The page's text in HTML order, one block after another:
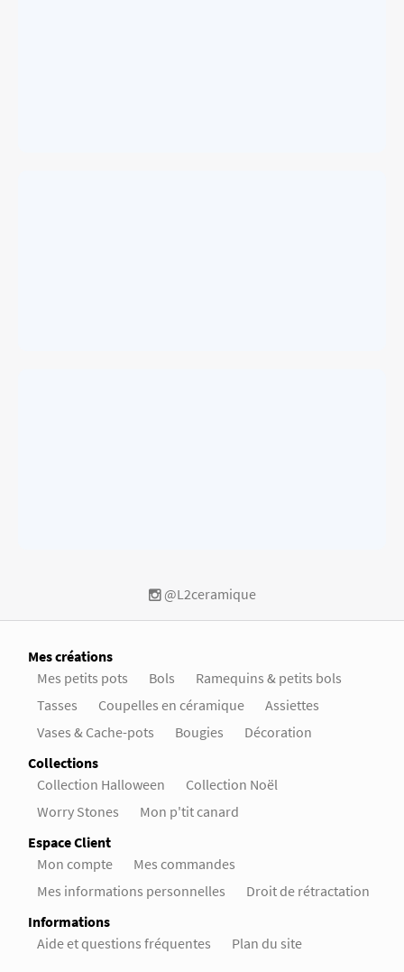
@L2ceramique
Mes créations
Mes petits pots
Bols
Ramequins & petits bols
Tasses
Coupelles en céramique
Assiettes
Vases & Cache-pots
Bougies
Décoration
Collections
Collection Halloween
Collection Noël
Worry Stones
Mon p'tit canard
Espace Client
Mon compte
Mes commandes
Mes informations personnelles
Droit de rétractation
Informations
Aide et questions fréquentes
Plan du site